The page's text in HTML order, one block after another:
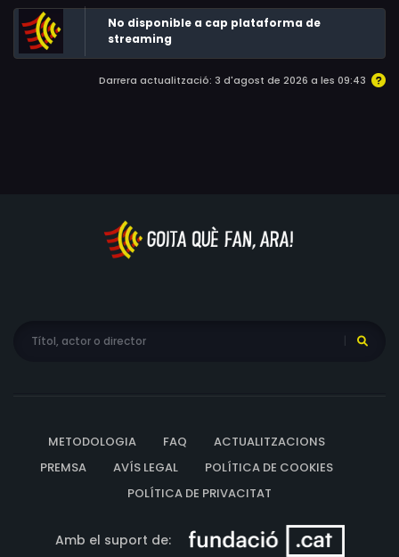
del seu passat.No disponible a cap plataforma de
streaming
Darrera actualització: 3 d'agost de 2026 a les 09:43
METODOLOGIA FAQ
ACTUALITZACIONS
PREMSA
AVÍS LEGAL
POLÍTICA DE COOKIES
POLÍTICA DE PRIVACITAT
Amb el suport de: